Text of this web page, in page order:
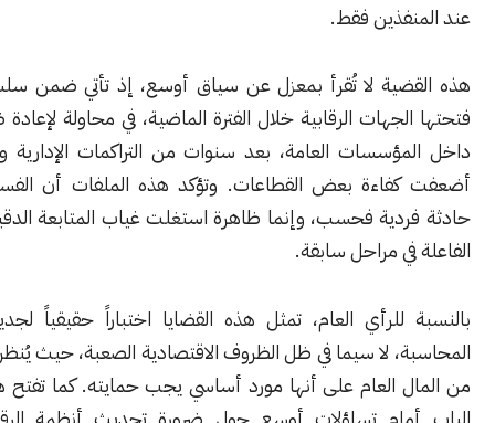
فقط.
لا تُقرأ بمعزل عن سياق أوسع، إذ تأتي ضمن سلسلة ملفات
الرقابية خلال الفترة الماضية، في محاولة لإعادة ضبط العمل
العامة، بعد سنوات من التراكمات الإدارية والمالية التي
بعض القطاعات. وتؤكد هذه الملفات أن الفساد لم يكن
فحسب، وإنما ظاهرة استغلت غياب المتابعة الدقيقة والرقابة
مراحل سابقة.
للرأي العام، تمثل هذه القضايا اختباراً حقيقياً لجدية إجراءات
لا سيما في ظل الظروف الاقتصادية الصعبة، حيث يُنظر إلى كل ليرة
العام على أنها مورد أساسي يجب حمايته. كما تفتح هذه القضية